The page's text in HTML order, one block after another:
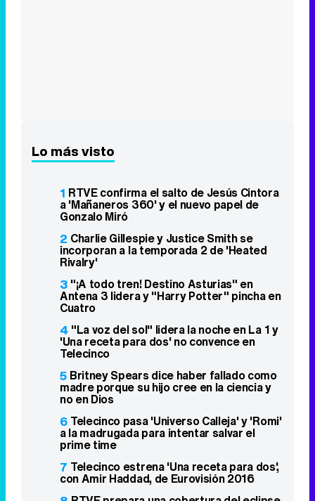
Lo más visto
1 RTVE confirma el salto de Jesús Cintora
a 'Mañaneros 360' y el nuevo papel de
Gonzalo Miró
2 Charlie Gillespie y Justice Smith se
incorporan a la temporada 2 de 'Heated
Rivalry'
3 "¡A todo tren! Destino Asturias" en
Antena 3 lidera y "Harry Potter" pincha en
Cuatro
4 "La voz del sol" lidera la noche en La 1 y
'Una receta para dos' no convence en
Telecinco
5 Britney Spears dice haber fallado como
madre porque su hijo cree en la ciencia y
no en Dios
6 Telecinco pasa 'Universo Calleja' y 'Romi'
a la madrugada para intentar salvar el
prime time
7 Telecinco estrena 'Una receta para dos',
con Amir Haddad, de Eurovisión 2016